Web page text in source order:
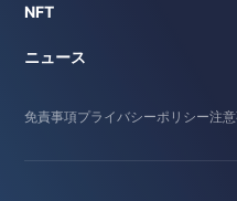
NFT
ニュース
免責事項プライバシーポリシー注